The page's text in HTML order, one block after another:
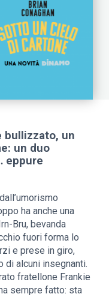
bullizzato, un
un duo
eppure
ha anche una
Bru, bevanda
fuori forma lo
e prese in giro,
di alcuni insegnanti.
fratellone Frankie
sempre fatto: sta